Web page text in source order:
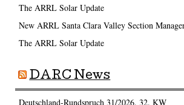
The ARRL Solar Update
New ARRL Santa Clara Valley Section
The ARRL Solar Update
DARC News
Deutschland-Rundspruch 31/2026, 32. KW